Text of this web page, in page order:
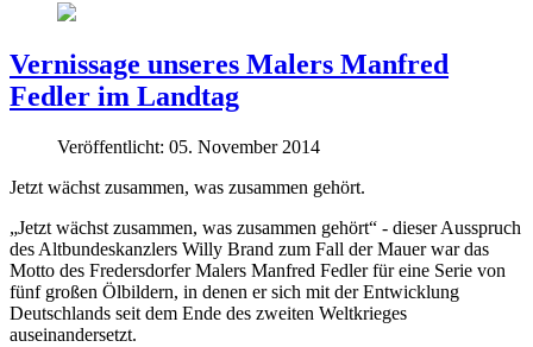
Vernissage unseres Malers Manfred
Fedler im Landtag
Veröffentlicht: 05. November 2014
Jetzt wächst zusammen, was zusammen gehört.
„Jetzt wächst zusammen, was zusammen gehört“ - dieser Ausspruch
des Altbundeskanzlers Willy Brand zum Fall der Mauer war das
Motto des Fredersdorfer Malers Manfred Fedler für eine Serie von
fünf großen Ölbildern, in denen er sich mit der Entwicklung
Deutschlands seit dem Ende des zweiten Weltkrieges
auseinandersetzt.